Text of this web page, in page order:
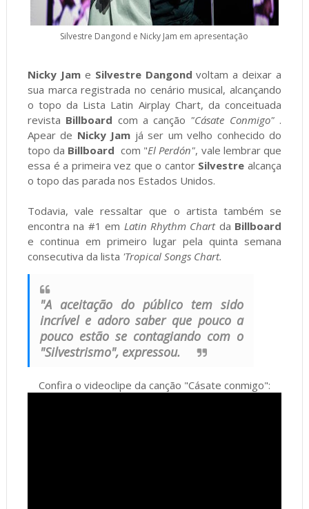
Silvestre Dangond e Nicky Jam em apresentação
Nicky Jame Silvestre Dangond voltam a deixar a
sua marca registrada no cenário musical, alcançando
o topo da Lista Latin Airplay Chart, da conceituada
revista Billboard com a canção "Cásate Conmigo".
Apear de Nicky Jam já ser um velho conhecido do
topo da Billboard com "El Perdón", vale lembrar que
essa é a primeira vez que o cantorSilvestre alcança
o topo das parada nos Estados Unidos.
Todavia, vale ressaltar que o artista também se
encontra na #1 em Latin Rhythm Chartda Billboard
e continua em primeiro lugar pela quinta semana
consecutiva da lista 'Tropical Songs Chart.
"A aceitação do público tem sido
incrível e adoro saber que pouco a
pouco estão se contagiando com o
"Silvestrismo", expressou.
Confira o videoclipe da canção "Cásate conmigo":